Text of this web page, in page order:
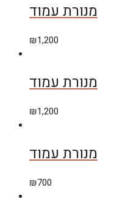
מנורת עמוד
₪1,200
מנורת עמוד
₪1,200
מנורת עמוד
₪700